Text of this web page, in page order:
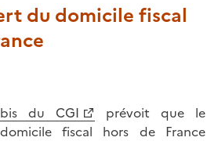
du domicile fiscal
du CGI
prévoit que le
fiscal hors de France